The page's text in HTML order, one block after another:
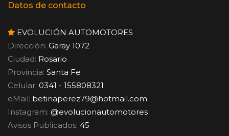
Datos de contacto
EVOLUCIÓN AUTOMOTORES
Dirección: Garay 1072
Ciudad: Rosario
Provincia: Santa Fe
Celular: 0341 - 155808321
eMail: betinaperez79@hotmail.com
Instagram: @evolucionautomotores
Avisos Publicados: 45